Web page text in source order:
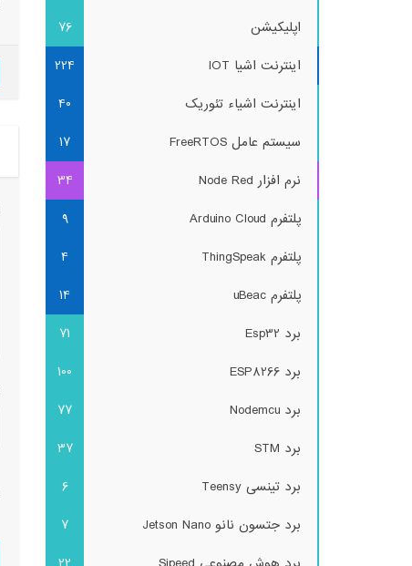
اپلیکیشن
76
اینترنت اشیا IOT
224
اینترنت اشیاء تئوریک
40
سیستم عامل FreeRTOS
17
نرم افزار Node Red
34
پلتفرم Arduino Cloud
9
پلتفرم ThingSpeak
4
پلتفرم uBeac
14
برد Esp32
71
برد ESP8266
100
برد Nodemcu
77
برد STM
37
برد تینسی Teensy
6
برد جتسون نانو Jetson Nano
7